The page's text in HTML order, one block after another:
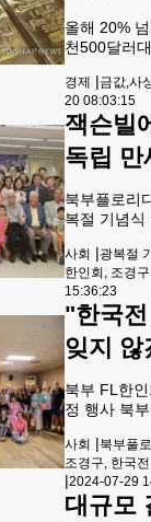
던 김일선
입한 좀도둑
4JAX, 액션
언론이 보도
면 지난 6
올해 20%
천500달러
상승 제한
기준금리 인
이 고조된
격이 사상
등 고공행진
면 금 현물
처음으로 온
를 넘어섰
천509.94달
번 경신했다
후 3시 59분
대비 0.07%
러로 숨고르
괴(
경제 |금값,사
20 08:03:15
잭슨빌
독립 만
북부플로리
복절 기념식
일 오후 1시
회에서 60여
인 가운데
축행사를 개
무총장의 사
식에서 국민
했으며, 채
합회장이 운
념사를 대
은 기념사에
뼈아픈 역사
의 자랑스러
대한민국이
사회 |광복절
한인회, 조경구
15:36:23
"한국전
잊지 않
북부 FL한
정 행사 북부
시 웨스트
에서 제71주
정 기념식을
내빈이 참석
사회 |북부풀
조경구, 한국
|2024-07-29
대규모